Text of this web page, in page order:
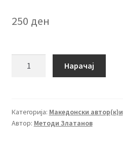
250 ден
Нарачај
Категорија: Македонски автор(к)и
Автор: Методи Златанов